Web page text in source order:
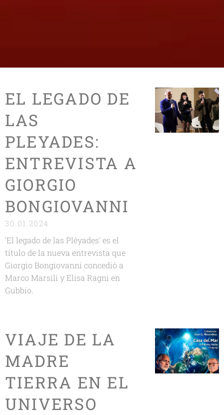
EL LEGADO DE
LAS
PLEYADES:
ENTREVISTA A
GIORGIO
BONGIOVANNI
30.01.2024
'El legado de las Pléyades' es el
título de la nueva entrevista que
Giorgio Bongiovanni concedió a
Marco Marsili y Elisa Ragni en
Gubbio.
VIAJE DE LA
MADRE
TIERRA EN EL
UNIVERSO